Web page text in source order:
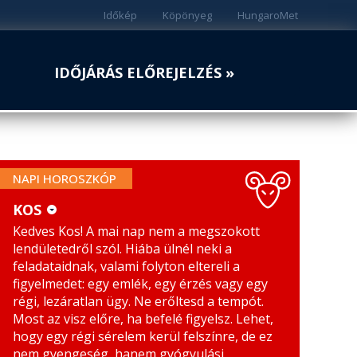
HungaroMet
Köpönyeg
Időkép
IDŐJÁRÁS ELŐREJELZÉS »
NAPI HOROSZKÓP
KOS
BIKA
IKREK
RÁK
MÉRLEG
SKORPIÓ
NYILAS
BAK
KOS
Kedves Kos! A mai nap nem a megszokott
lendületedről szól. Hiába ülnél neki a
feladataidnak, valami folyton eltereli a
figyelmedet: egy emlék, egy érzés vagy egy
régi, lezáratlan ügy. Ne erőltesd a tempót.
Most az visz előre, ha befelé figyelsz. Lehet,
hogy egy régi sérelem kerül felszínre, de ez